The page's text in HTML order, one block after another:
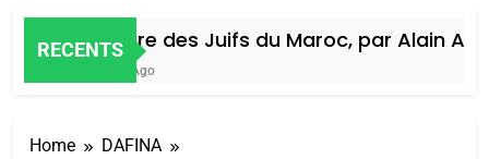
RECENTS
Histoire des Juifs du Maroc, par Alain
6 Jours Ago
Home
DAFINA